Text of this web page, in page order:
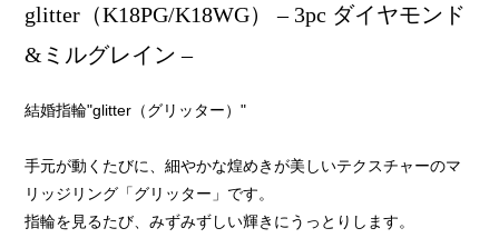
glitter（K18PG/K18WG） – 3pc ダイヤモンド
&ミルグレイン –
結婚指輪"glitter（グリッター）"
手元が動くたびに、細やかな煌めきが美しいテクスチャーのマ
リッジリング「グリッター」です。
指輪を見るたび、みずみずしい輝きにうっとりします。